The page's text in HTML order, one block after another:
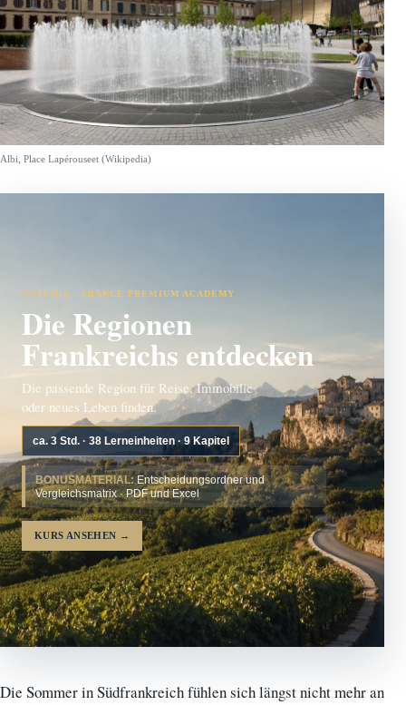
Albi, Place Lapérouseet (Wikipedia)
ANZEIGE · FRANCE PREMIUM ACADEMY
Die Regionen
Frankreichs entdecken
Die passende Region für Reise, Immobilie
oder neues Leben finden.
ca. 3 Std. · 38 Lerneinheiten · 9 Kapitel
BONUSMATERIAL: Entscheidungsordner und
Vergleichsmatrix · PDF und Excel
KURS ANSEHEN →
Die Sommer in Südfrankreich fühlen sich längst nicht mehr an